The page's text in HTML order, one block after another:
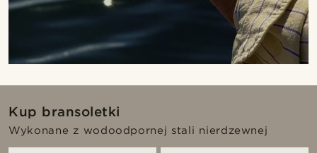
Kup bransoletki
Wykonane z wodoodpornej stali nierdzewnej